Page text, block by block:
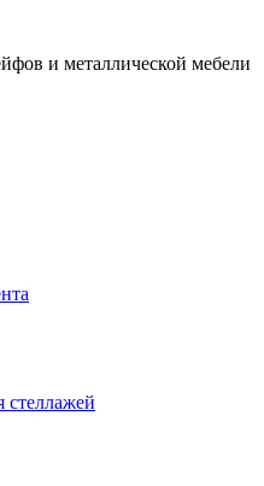
и металлической мебели
стеллажей